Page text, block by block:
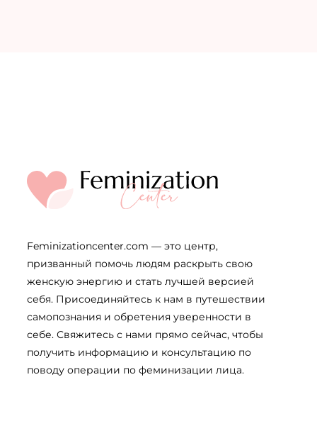
Feminizationcenter.com — это центр,
призванный помочь людям раскрыть свою
женскую энергию и стать лучшей версией
себя. Присоединяйтесь к нам в путешествии
самопознания и обретения уверенности в
себе. Свяжитесь с нами прямо сейчас, чтобы
получить информацию и консультацию по
поводу операции по феминизации лица.